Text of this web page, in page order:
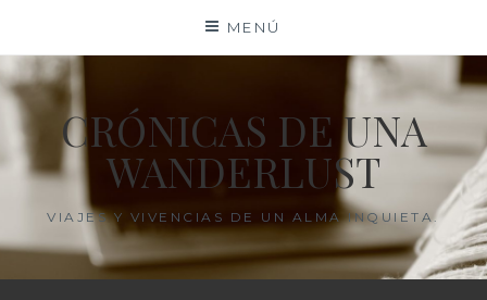
contenido
MENÚ
CRÓNICAS DE UNA
WANDERLUST
VIAJES Y VIVENCIAS DE UN ALMA INQUIETA.